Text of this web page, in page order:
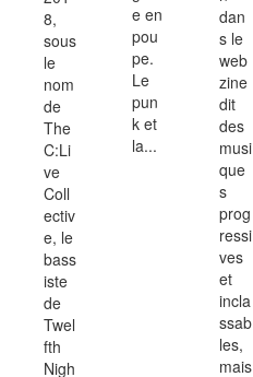
8,
sous
le
nom
de
The
C:Li
ve
Coll
ectiv
e, le
bass
iste
de
Twel
fth
Nigh
e en
pou
pe.
Le
pun
k et
la...
dan
s le
web
zine
dit
des
musi
que
s
prog
ressi
ves
et
incla
ssab
les,
mais